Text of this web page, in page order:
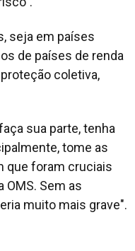
seja em países
de países de renda
coletiva,
sua parte, tenha
tome as
que foram cruciais
OMS. Sem as
muito mais grave".